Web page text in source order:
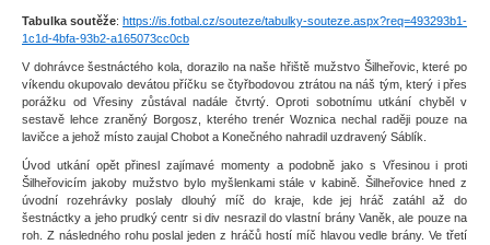
Tabulka soutěže: https://is.fotbal.cz/souteze/tabulky-souteze.aspx?req=493293b1-
1c1d-4bfa-93b2-a165073cc0cb
V dohrávce šestnáctého kola, dorazilo na naše hřiště mužstvo Šilheřovic, které po
víkendu okupovalo devátou příčku se čtyřbodovou ztrátou na náš tým, který i přes
porážku od Vřesiny zůstával nadále čtvrtý. Oproti sobotnímu utkání chyběl v
sestavě lehce zraněný Borgosz, kterého trenér Woznica nechal raději pouze na
lavičce a jehož místo zaujal Chobot a Konečného nahradil uzdravený Sáblík.
Úvod utkání opět přinesl zajímavé momenty a podobně jako s Vřesinou i proti
Šilheřovicím jakoby mužstvo bylo myšlenkami stále v kabině. Šilheřovice hned z
úvodní rozehrávky poslaly dlouhý míč do kraje, kde jej hráč zatáhl až do
šestnáctky a jeho prudký centr si div nesrazil do vlastní brány Vaněk, ale pouze na
roh. Z následného rohu poslal jeden z hráčů hostí míč hlavou vedle brány. Ve třetí